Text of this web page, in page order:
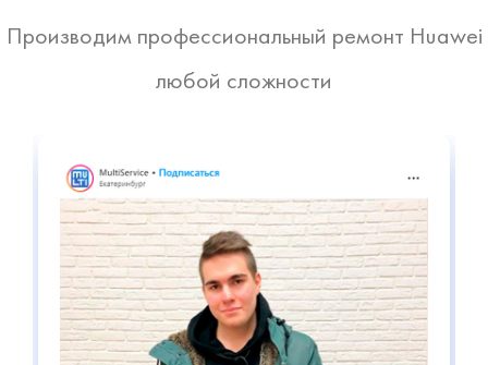
Производим профессиональный ремонт Huawei
любой сложности